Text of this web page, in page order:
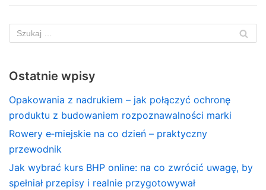
Ostatnie wpisy
Opakowania z nadrukiem – jak połączyć ochronę
produktu z budowaniem rozpoznawalności marki
Rowery e‑miejskie na co dzień – praktyczny
przewodnik
Jak wybrać kurs BHP online: na co zwrócić uwagę, by
spełniał przepisy i realnie przygotowywał